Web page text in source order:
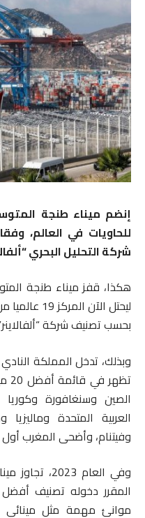
للحاويات في العالم،
شركة التحليل البحري
هكذا، قفز ميناء طنجة
بحسب تصنيف شركة
الصين وسنغافورة
العربية المتحدة وماليزيا
وفيتنام، وأضحى المغرب
وفي العام
موانئ مهمة مثل مينائي